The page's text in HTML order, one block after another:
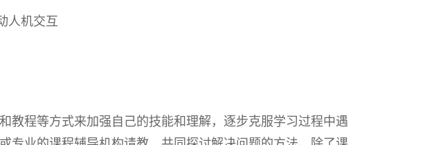
人机交互
教程等方式来加强自己的技能和理解，逐步克服学习过程中遇